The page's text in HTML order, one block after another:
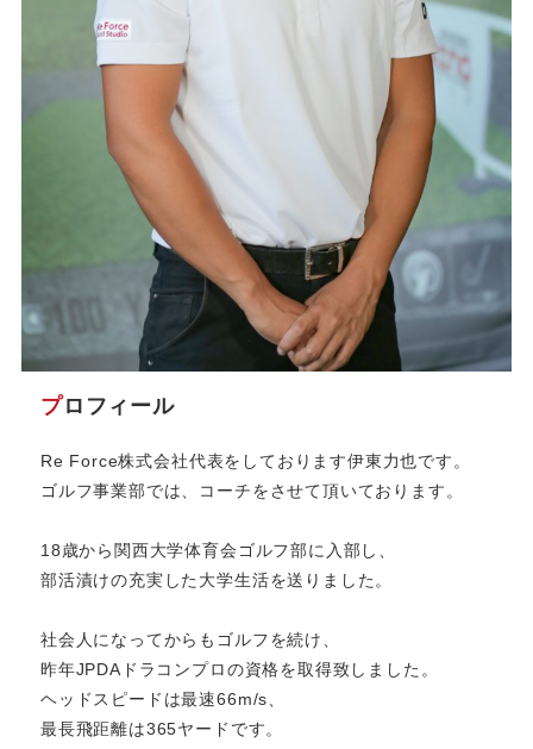
プロフィール
Re Force株式会社代表をしております伊東力也です。
ゴルフ事業部では、コーチをさせて頂いております。
​18歳から関西大学体育会ゴルフ部に入部し、
部活漬けの充実した大学生活を送りました。
社会人になってからもゴルフを続け、
昨年JPDAドラコンプロの資格を取得致しました。
ヘッドスピードは最速66m/s、
最長飛距離は365ヤードです。